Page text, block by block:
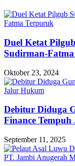
Duel Ketat
Sudirman-
Oktober 23, 2024
Debitur Diduga
Finance
September 11, 2025